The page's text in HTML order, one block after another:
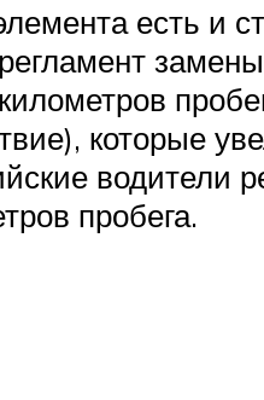
есть и
замены
которые
водители
пробега.